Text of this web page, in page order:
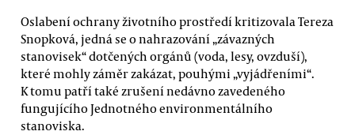
Oslabení ochrany životního prostředí kritizovala Tereza
Snopková, jedná se o nahrazování „závazných
stanovisek“ dotčených orgánů (voda, lesy, ovzduší),
které mohly záměr zakázat, pouhými „vyjádřeními“.
K tomu patří také zrušení nedávno zavedeného
fungujícího Jednotného environmentálního
stanoviska.